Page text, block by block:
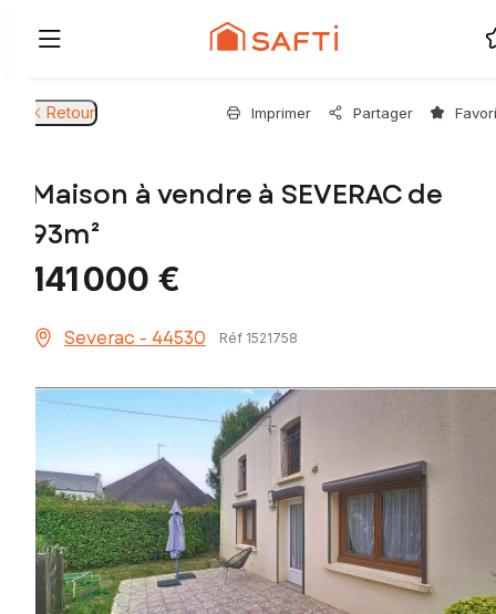
Retour Imprimer Partager
Maison à vendre à SEVERAC de
93m²
141 000 €
Severac - 44530 Réf 1521758